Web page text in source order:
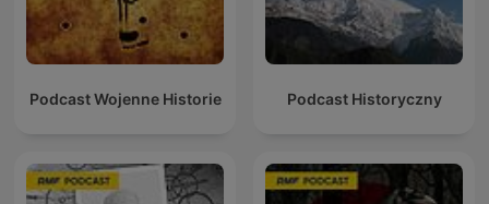
Podcast Wojenne Historie Podcast Historyczny